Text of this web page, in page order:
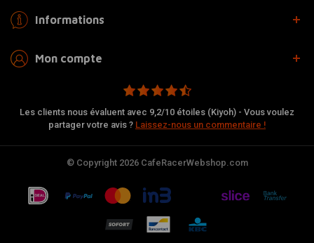
Informations
Mon compte
Les clients nous évaluent avec 9,2/10 étoiles (Kiyoh) - Vous voulez
partager votre avis ? Laissez-nous un commentaire !
© Copyright 2026 CafeRacerWebshop.com